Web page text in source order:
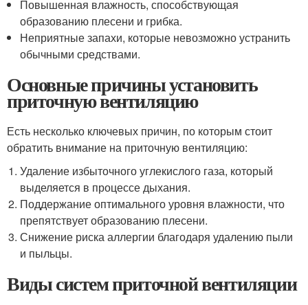
Повышенная влажность, способствующая
образованию плесени и грибка.
Неприятные запахи, которые невозможно устранить
обычными средствами.
Основные причины установить
приточную вентиляцию
Есть несколько ключевых причин, по которым стоит
обратить внимание на приточную вентиляцию:
Удаление избыточного углекислого газа, который
выделяется в процессе дыхания.
Поддержание оптимального уровня влажности, что
препятствует образованию плесени.
Снижение риска аллергии благодаря удалению пыли
и пыльцы.
Виды систем приточной вентиляции